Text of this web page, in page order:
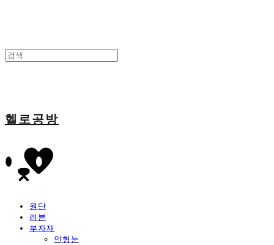
헬로공방
원단
리본
부자재
인형눈